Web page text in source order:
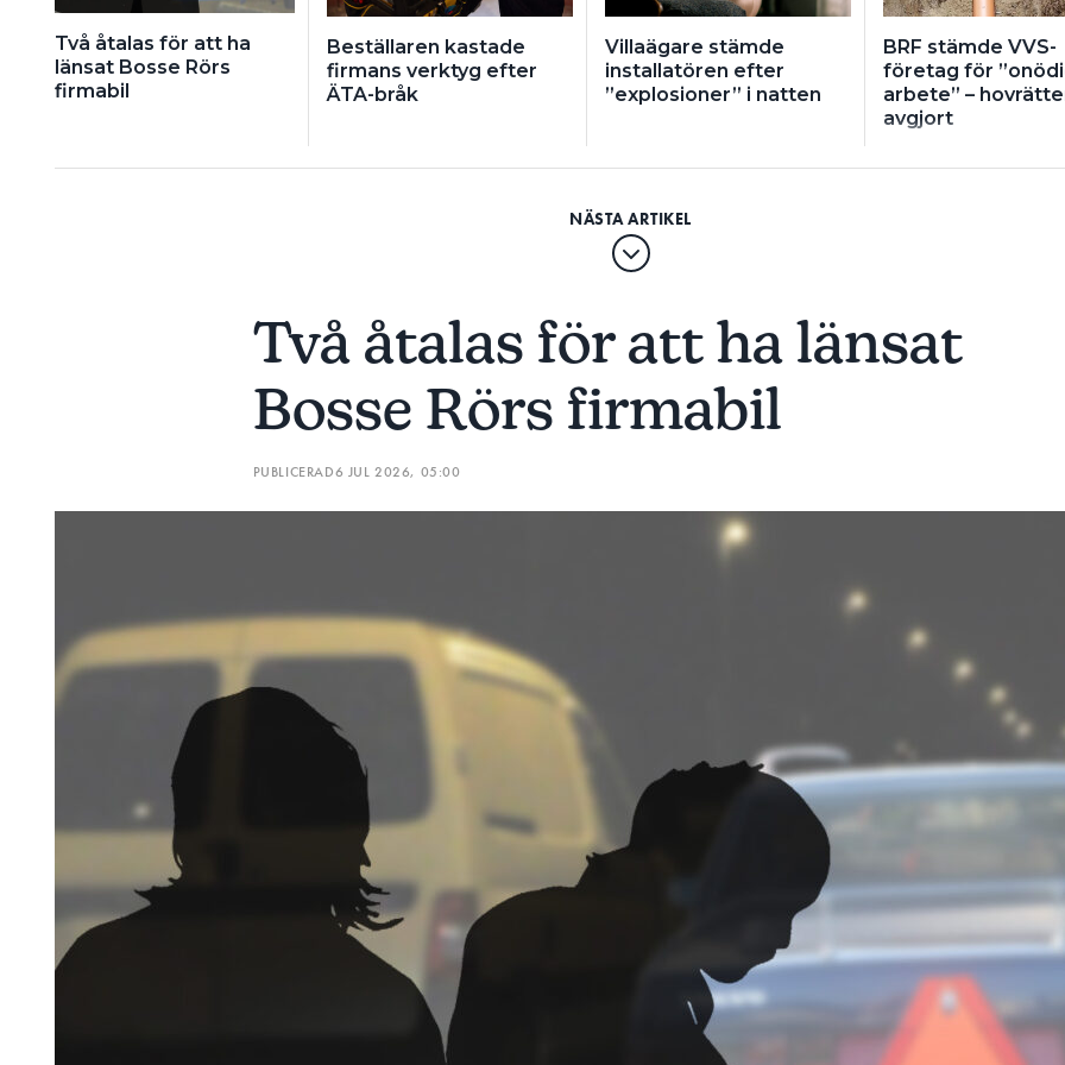
Två åtalas för att ha
länsat Bosse Rörs
firmabil
Beställaren kastade
firmans verktyg efter
ÄTA-bråk
Villaägare stämde
installatören efter
”explosioner” i natten
BRF stämde VVS-
företag för
arbete” –
avgjort
Två åtalas för att ha länsat
Bosse Rörs firmabil
PUBLICERAD6 JUL 2026, 05:00